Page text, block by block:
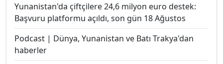
Yunanistan'da çiftçilere 24,6 milyon euro destek:
Başvuru platformu açıldı, son gün 18 Ağustos
Podcast | Dünya, Yunanistan ve Batı Trakya'dan
haberler